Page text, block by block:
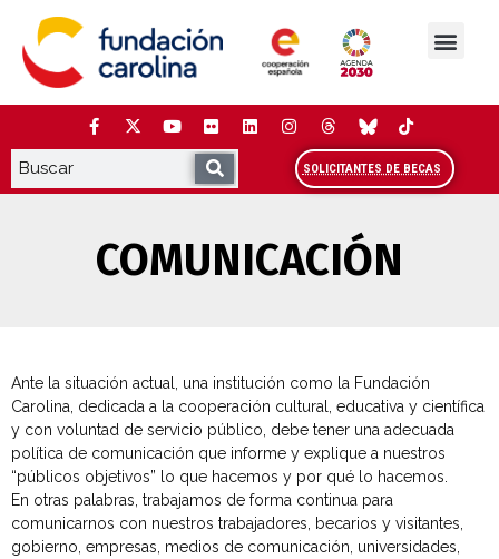
contenido
SOLICITANTES DE BECAS
COMUNICACIÓN
Ante la situación actual, una institución como la Fundación
Carolina, dedicada a la cooperación cultural, educativa y científica
y con voluntad de servicio público, debe tener una adecuada
política de comunicación que informe y explique a nuestros
“públicos objetivos” lo que hacemos y por qué lo hacemos.
En otras palabras, trabajamos de forma continua para
comunicarnos con nuestros trabajadores, becarios y visitantes,
gobierno, empresas, medios de comunicación, universidades,